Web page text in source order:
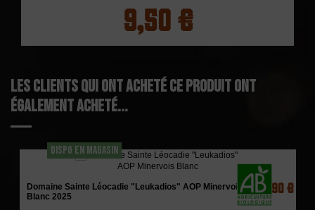
9,50 €
Les clients qui ont acheté ce produit ont
également acheté...
DISPO EN MAGASIN
Domaine Sainte Léocadie "Leukadios" AOP Minervois
Blanc 2025
8,90 €